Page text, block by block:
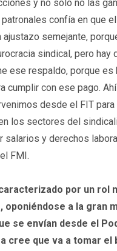
y no sólo no las
confía en que
ajustazo semejante,
sindical, pero hay
ese respaldo, porque es
cumplir con ese pago.
desde el FIT
los sectores del
salarios y derechos
FMI.
por un rol
oponiéndose a la gran
se envían desde el
cree que va a tomar el